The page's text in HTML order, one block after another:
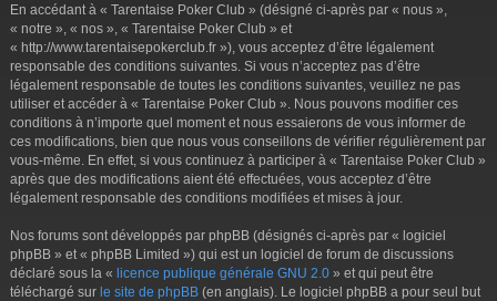
s
En accédant à « Tarentaise Poker Club » (désigné ci-après par « nous »,
« notre », « nos », « Tarentaise Poker Club » et
« http://www.tarentaisepokerclub.fr »), vous acceptez d’être légalement
responsable des conditions suivantes. Si vous n’acceptez pas d’être
légalement responsable de toutes les conditions suivantes, veuillez ne pas
utiliser et accéder à « Tarentaise Poker Club ». Nous pouvons modifier ces
conditions à n’importe quel moment et nous essaierons de vous informer de
ces modifications, bien que nous vous conseillons de vérifier régulièrement par
vous-même. En effet, si vous continuez à participer à « Tarentaise Poker Club »
après que des modifications aient été effectuées, vous acceptez d’être
légalement responsable des conditions modifiées et mises à jour.
Nos forums sont développés par phpBB (désignés ci-après par « logiciel
phpBB » et « phpBB Limited ») qui est un logiciel de forum de discussions
déclaré sous la « licence publique générale GNU 2.0 » et qui peut être
téléchargé sur le site de phpBB (en anglais). Le logiciel phpBB a pour seul but